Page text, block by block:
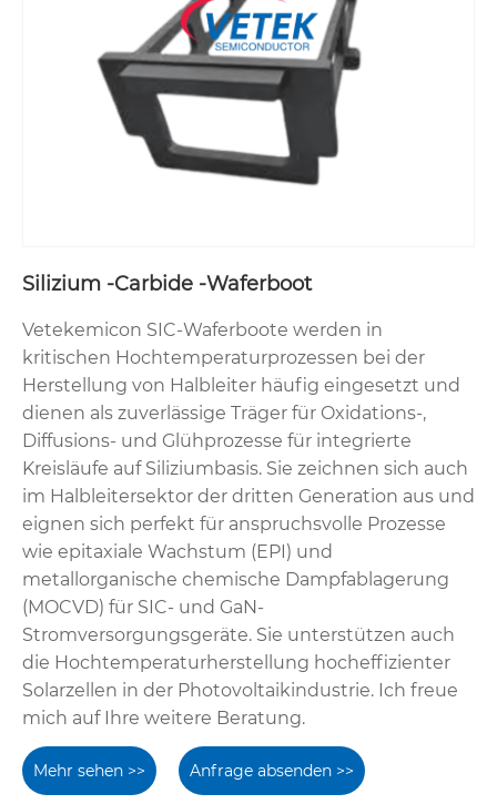
Silizium -Carbide -Waferboot
Vetekemicon SIC-Waferboote werden in
kritischen Hochtemperaturprozessen bei der
Herstellung von Halbleiter häufig eingesetzt und
dienen als zuverlässige Träger für Oxidations-,
Diffusions- und Glühprozesse für integrierte
Kreisläufe auf Siliziumbasis. Sie zeichnen sich auch
im Halbleitersektor der dritten Generation aus und
eignen sich perfekt für anspruchsvolle Prozesse
wie epitaxiale Wachstum (EPI) und
metallorganische chemische Dampfablagerung
(MOCVD) für SIC- und GaN-
Stromversorgungsgeräte. Sie unterstützen auch
die Hochtemperaturherstellung hocheffizienter
Solarzellen in der Photovoltaikindustrie. Ich freue
mich auf Ihre weitere Beratung.
Mehr sehen >> Anfrage absenden >>